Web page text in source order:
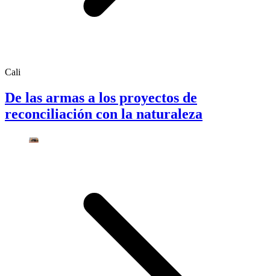
Cali
De las armas a los proyectos de
reconciliación con la naturaleza